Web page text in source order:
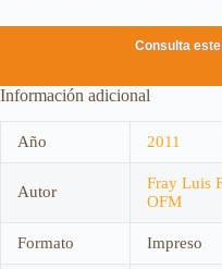
Consulta
Información adicional
Año 2011
Autor
Fray Luis
OFM
Formato Impreso